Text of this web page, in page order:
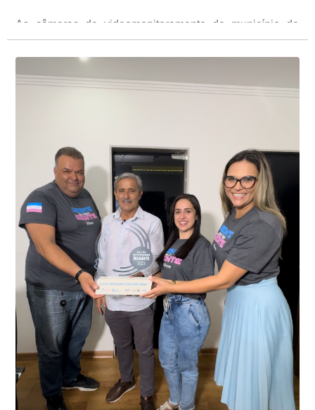
As câmeras de videomonitoramento do município de
Presidente Kennedy identificaram neste fim de semana,
01 de junho, uma motocicleta com indícios de
adulteração, imediatamente, a central de
videomonitoramento acionou a Guarda Civil Municipal,
Durante a abordagem a adulteração foi comprovada,
através da conferência do Chassi, a motocicleta, bem
conta do sistema de videomonitoramento instalado
recentemente em todo o município de Presidente
Kennedy, o sistema é integrado com outros municípios
do país, sendo possível a identificação de veículos por
meio do cruzamento de informações, nesse caso
específico, com dados de uma cidade do Estado do Rio
de Janeiro.
“Mais de 100 câmeras foram instaladas na sede e no
interior de Presidente Kennedy, garantindo mais
segurança à população, seja nas ruas, no comércio, os
produtores agropecuários. Estamos no rumo certo,
parabéns a todos os servidores que contribuem para a
segurança da nossa cidade”, destaca o prefeito Dorlei
Fontão.